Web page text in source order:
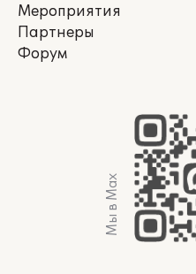
Мероприятия
Партнеры
Форум
Мы в Max